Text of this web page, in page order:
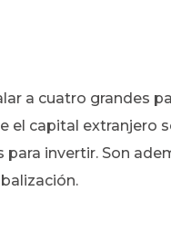
a cuatro grandes
el capital extranjero
invertir. Son